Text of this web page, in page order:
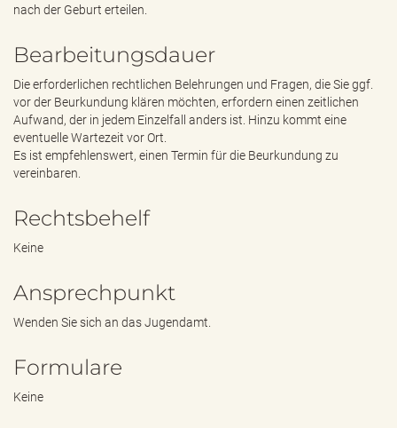
nach der Geburt erteilen.
Bearbeitungsdauer
Die erforderlichen rechtlichen Belehrungen und Fragen, die Sie ggf.
vor der Beurkundung klären möchten, erfordern einen zeitlichen
Aufwand, der in jedem Einzelfall anders ist. Hinzu kommt eine
eventuelle Wartezeit vor Ort.
Es ist empfehlenswert, einen Termin für die Beurkundung zu
vereinbaren.
Rechtsbehelf
Keine
Ansprechpunkt
Wenden Sie sich an das Jugendamt.
Formulare
Keine